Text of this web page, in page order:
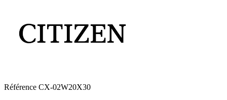
Référence CX-02W20X30